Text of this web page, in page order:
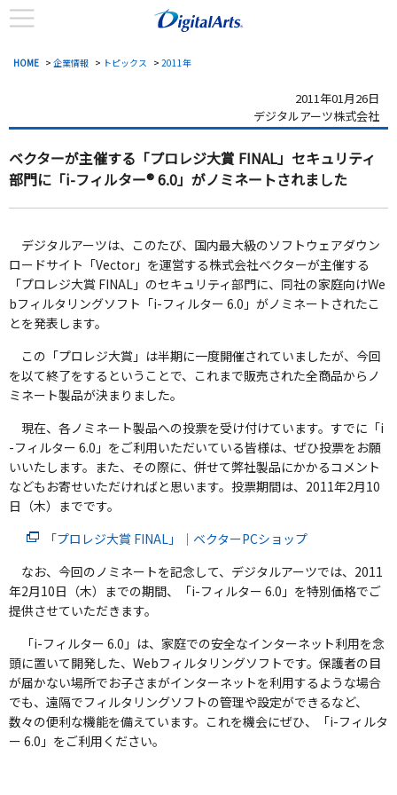
HOME > 企業情報 > トピックス > 2011年
2011年01月26日
デジタルアーツ株式会社
ベクターが主催する「プロレジ大賞 FINAL」セキュリティ
部門に 「i-フィルター® 6.0」がノミネートされました
デジタルアーツは、このたび、国内最大級のソフトウェアダウン
ロードサイト「Vector」を運営する株式会社ベクターが主催する
「プロレジ大賞 FINAL」のセキュリティ部門に、同社の家庭向けWe
bフィルタリングソフト「i-フィルター 6.0」がノミネートされたこ
とを発表します。
この「プロレジ大賞」は半期に一度開催されていましたが、今回
を以て終了をするということで、これまで販売された全商品からノ
ミネート製品が決まりました。
現在、各ノミネート製品への投票を受け付けています。すでに「i
-フィルター 6.0」をご利用いただいている皆様は、ぜひ投票をお願
いいたします。また、その際に、併せて弊社製品にかかるコメント
などもお寄せいただければと思います。投票期間は、2011年2月10
日（木）までです。
「プロレジ大賞 FINAL」｜ベクターPCショップ
なお、今回のノミネートを記念して、デジタルアーツでは、2011
年2月10日（木）までの期間、「i-フィルター 6.0」を特別価格でご
提供させていただきます。
「i-フィルター 6.0」は、家庭での安全なインターネット利用を念
頭に置いて開発した、Webフィルタリングソフトです。保護者の目
が届かない場所でお子さまがインターネットを利用するような場合
でも、遠隔でフィルタリングソフトの管理や設定ができるなど、
数々の便利な機能を備えています。これを機会にぜひ、「i-フィルタ
ー 6.0」をご利用ください。